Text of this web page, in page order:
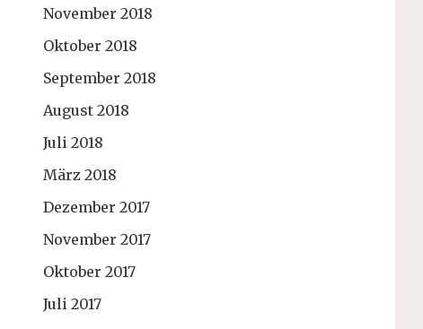
November 2018
Oktober 2018
September 2018
August 2018
Juli 2018
März 2018
Dezember 2017
November 2017
Oktober 2017
Juli 2017